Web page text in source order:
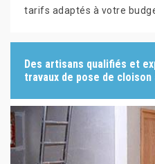
tarifs adaptés à votre
Des artisans qualifiés et
travaux de pose de cloison